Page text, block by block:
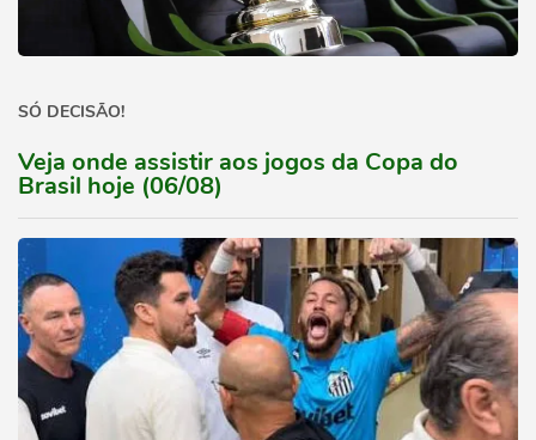
SÓ DECISÃO!
Veja onde assistir aos jogos da Copa do
Brasil hoje (06/08)